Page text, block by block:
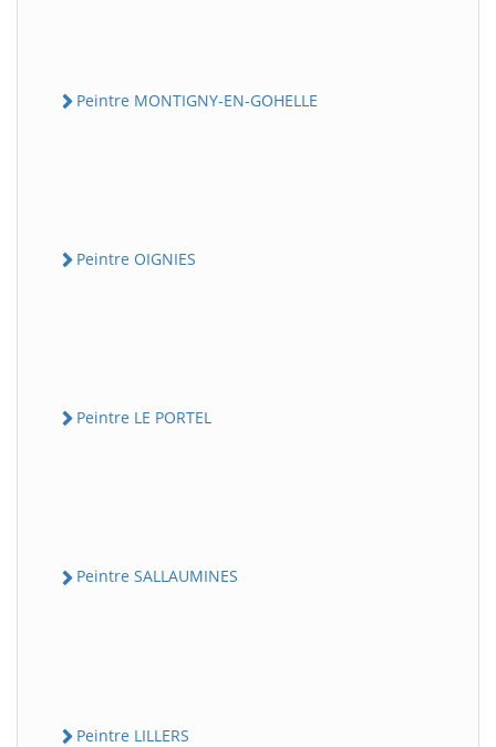
Peintre MONTIGNY-EN-GOHELLE
Peintre OIGNIES
Peintre LE PORTEL
Peintre SALLAUMINES
Peintre LILLERS